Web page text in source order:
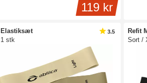
119 kr
Elastiksæt
1 stk
3.5
Refit
Sort /